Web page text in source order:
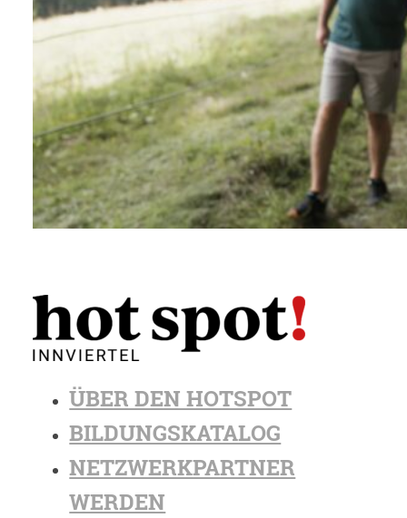
ÜBER DEN HOTSPOT
BILDUNGSKATALOG
NETZWERKPARTNER
WERDEN